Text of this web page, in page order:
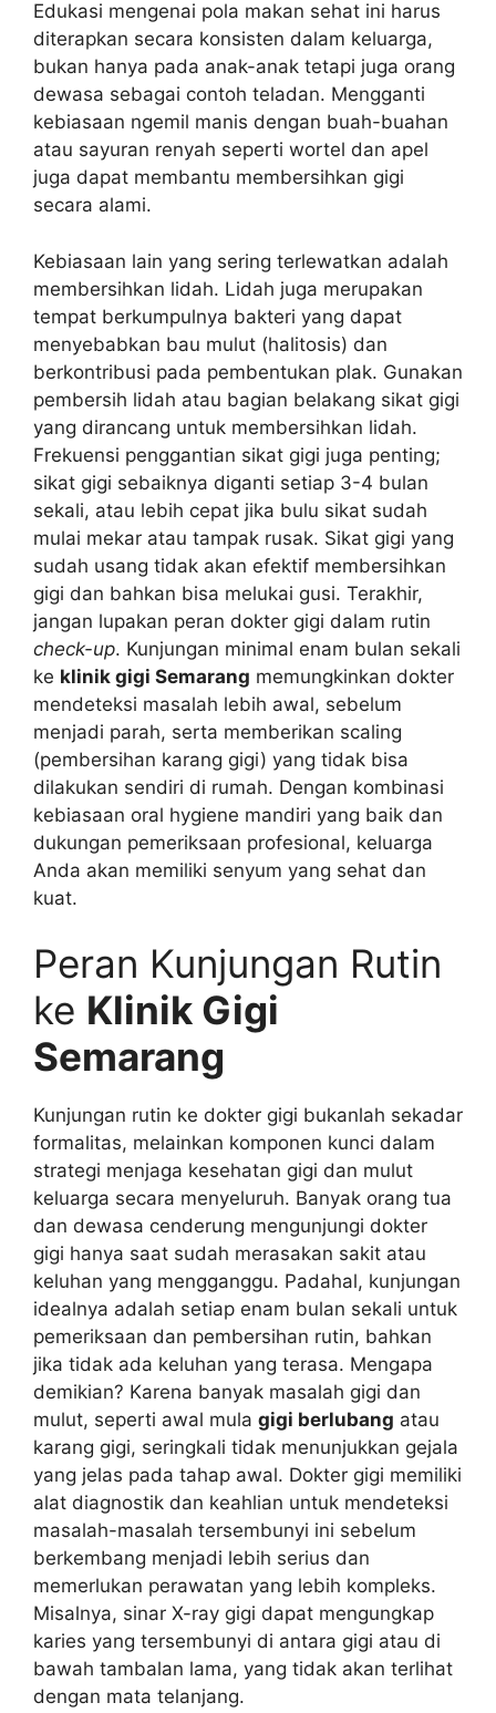
Edukasi mengenai pola makan sehat ini harus
diterapkan secara konsisten dalam keluarga,
bukan hanya pada anak-anak tetapi juga orang
dewasa sebagai contoh teladan. Mengganti
kebiasaan ngemil manis dengan buah-buahan
atau sayuran renyah seperti wortel dan apel
juga dapat membantu membersihkan gigi
secara alami.
Kebiasaan lain yang sering terlewatkan adalah
membersihkan lidah. Lidah juga merupakan
tempat berkumpulnya bakteri yang dapat
menyebabkan bau mulut (halitosis) dan
berkontribusi pada pembentukan plak. Gunakan
pembersih lidah atau bagian belakang sikat gigi
yang dirancang untuk membersihkan lidah.
Frekuensi penggantian sikat gigi juga penting;
sikat gigi sebaiknya diganti setiap 3-4 bulan
sekali, atau lebih cepat jika bulu sikat sudah
mulai mekar atau tampak rusak. Sikat gigi yang
sudah usang tidak akan efektif membersihkan
gigi dan bahkan bisa melukai gusi. Terakhir,
jangan lupakan peran dokter gigi dalam rutin
check-up. Kunjungan minimal enam bulan sekali
ke klinik gigi Semarang memungkinkan dokter
mendeteksi masalah lebih awal, sebelum
menjadi parah, serta memberikan scaling
(pembersihan karang gigi) yang tidak bisa
dilakukan sendiri di rumah. Dengan kombinasi
kebiasaan oral hygiene mandiri yang baik dan
dukungan pemeriksaan profesional, keluarga
Anda akan memiliki senyum yang sehat dan
kuat.
Peran Kunjungan Rutin
ke Klinik Gigi
Semarang
Kunjungan rutin ke dokter gigi bukanlah sekadar
formalitas, melainkan komponen kunci dalam
strategi menjaga kesehatan gigi dan mulut
keluarga secara menyeluruh. Banyak orang tua
dan dewasa cenderung mengunjungi dokter
gigi hanya saat sudah merasakan sakit atau
keluhan yang mengganggu. Padahal, kunjungan
idealnya adalah setiap enam bulan sekali untuk
pemeriksaan dan pembersihan rutin, bahkan
jika tidak ada keluhan yang terasa. Mengapa
demikian? Karena banyak masalah gigi dan
mulut, seperti awal mula gigi berlubang atau
karang gigi, seringkali tidak menunjukkan gejala
yang jelas pada tahap awal. Dokter gigi memiliki
alat diagnostik dan keahlian untuk mendeteksi
masalah-masalah tersembunyi ini sebelum
berkembang menjadi lebih serius dan
memerlukan perawatan yang lebih kompleks.
Misalnya, sinar X-ray gigi dapat mengungkap
karies yang tersembunyi di antara gigi atau di
bawah tambalan lama, yang tidak akan terlihat
dengan mata telanjang.